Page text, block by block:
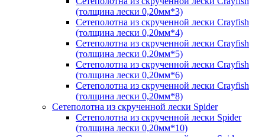
(толщина лески 0,20мм*3)
Сетеполотна из скрученной лески Crayfish
(толщина лески 0,20мм*4)
Сетеполотна из скрученной лески Crayfish
(толщина лески 0,20мм*5)
Сетеполотна из скрученной лески Crayfish
(толщина лески 0,20мм*6)
Сетеполотна из скрученной лески Crayfish
(толщина лески 0,20мм*8)
Сетеполотна из скрученной лески Spider
Сетеполотна из скрученной лески Spider
(толщина лески 0,20мм*10)